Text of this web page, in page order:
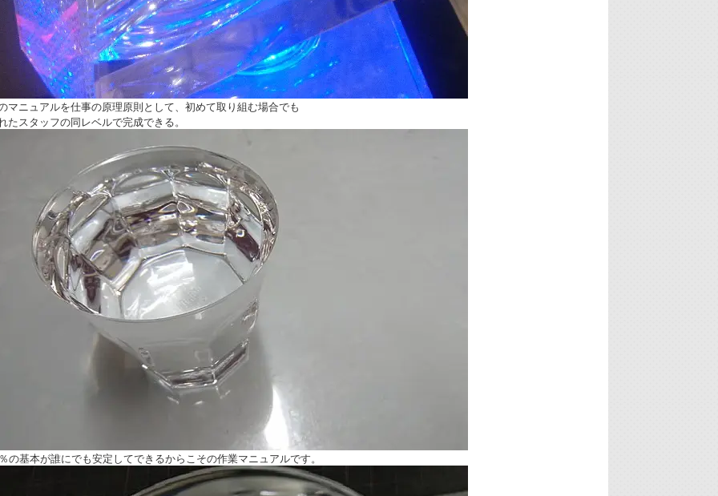
マニュアルを仕事の原理原則として、初めて取り組む場合でも
たスタッフの同レベルで完成できる。
の基本が誰にでも安定してできるからこその作業マニュアルです。